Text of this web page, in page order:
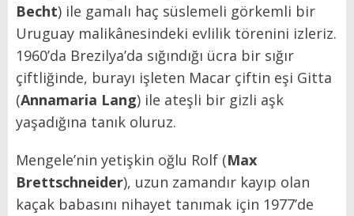
Becht) ile gamalı haç süslemeli görkemli bir
Uruguay malikânesindeki evlilik törenini izleriz.
1960’da Brezilya’da sığındığı ücra bir sığır
çiftliğinde, burayı işleten Macar çiftin eşi Gitta
(Annamaria Lang) ile ateşli bir gizli aşk
yaşadığına tanık oluruz.
Mengele’nin yetişkin oğlu Rolf (Max
Brettschneider), uzun zamandır kayıp olan
kaçak babasını nihayet tanımak için 1977’de